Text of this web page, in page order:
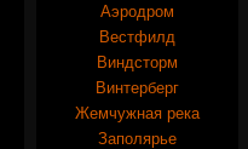
Аэродром
Вестфилд
Виндсторм
Винтерберг
Жемчужная река
Заполярье